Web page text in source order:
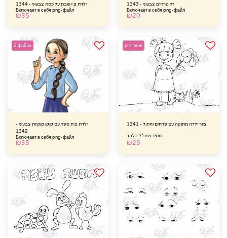
ילדת גן יושבת על כסא צבעוני - 1344
Включает в себя png-файл
₪35
זר פרחים צבעוני - 1343
Включает в себя png-файл
₪20
2 файла
ילדת בית ספר עם קוקו קוקיות צבעוני -
1342
Включает в себя png-файл
₪35
שחור לבן
ציור ילדה מתוקה עם פרחים וחתול - 1341
מוצר שחו"ל בלבד
₪25